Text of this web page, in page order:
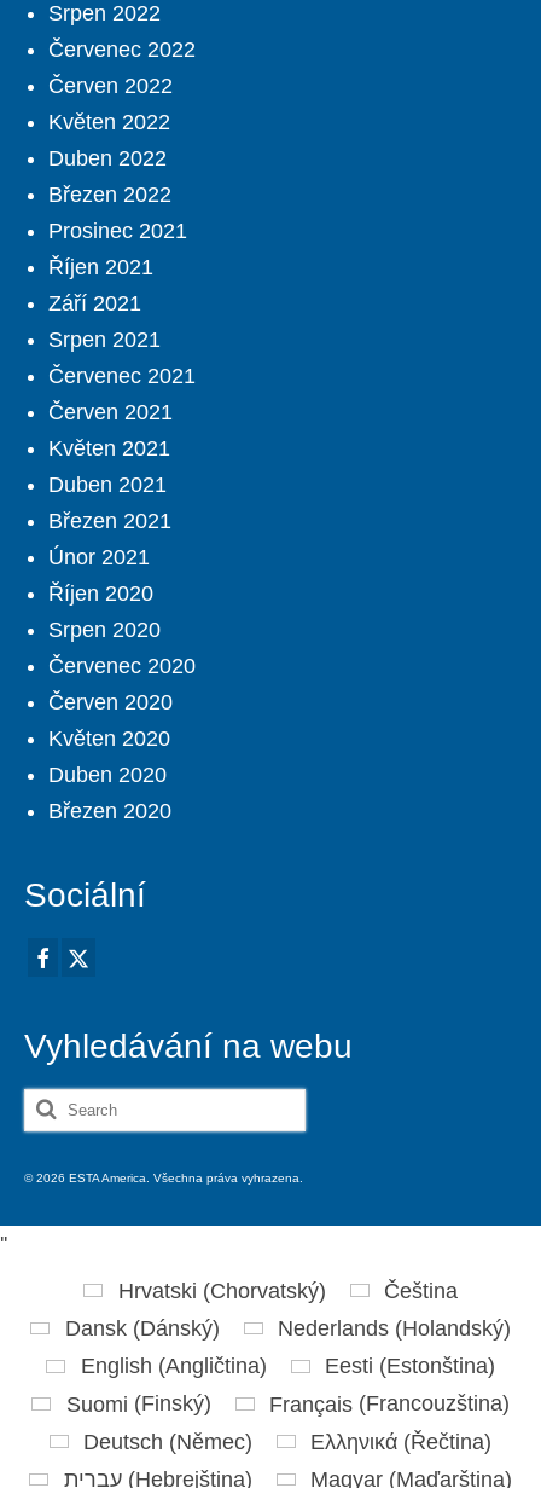
Srpen 2022
Červenec 2022
Červen 2022
Květen 2022
Duben 2022
Březen 2022
Prosinec 2021
Říjen 2021
Září 2021
Srpen 2021
Červenec 2021
Červen 2021
Květen 2021
Duben 2021
Březen 2021
Únor 2021
Říjen 2020
Srpen 2020
Červenec 2020
Červen 2020
Květen 2020
Duben 2020
Březen 2020
Sociální
Vyhledávání na webu
Search
for:
© 2026 ESTA America. Všechna práva vyhrazena.
''
Hrvatski (Chorvatský)
Čeština
Dansk(Dánský) Nederlands(Holandský)
English (Angličtina) Eesti (Estonština)
Suomi (Finský) Français(Francouzština)
Deutsch (Němec) Ελληνικά (Řečtina)
עברית(Hebrejština) Magyar(Maďarština)